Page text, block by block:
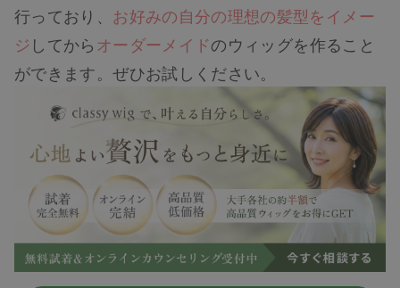
行っており、 お好みの自分の理想の髪型をイメー
ジしてから オーダーメイドのウィッグを作ること
ができます。ぜひお試しください。